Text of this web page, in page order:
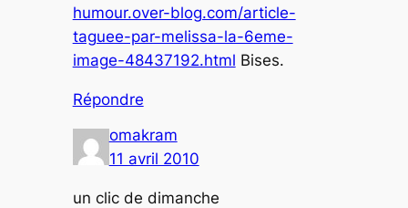
humour.over-blog.com/article-
taguee-par-melissa-la-6eme-
image-48437192.html Bises.
Répondre
omakram
11 avril 2010
un clic de dimanche